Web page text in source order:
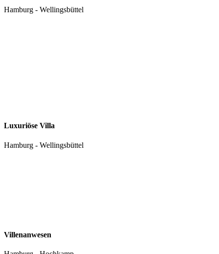
Hamburg - Wellingsbüttel
Luxuriöse Villa
Hamburg - Wellingsbüttel
Villenanwesen